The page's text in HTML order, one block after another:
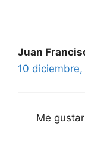
Juan
10 diciembre,
Me